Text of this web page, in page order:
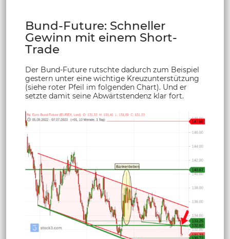
Bund-Future: Schneller
Gewinn mit einem Short-
Trade
Der Bund-Future rutschte dadurch zum Beispiel
gestern unter eine wichtige Kreuzunterstützung
(siehe roter Pfeil im folgenden Chart). Und er
setzte damit seine Abwärtstendenz klar fort.